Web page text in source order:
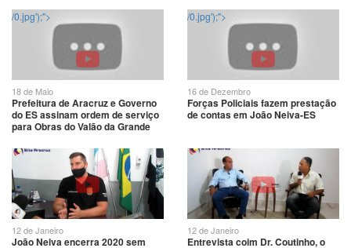
/0.jpg');">
18 de Maio
Prefeitura de Aracruz e Governo
do ES assinam ordem de serviço
para Obras do Valão da Grande
/0.jpg');">
16 de Dezembro
Forças Policiais fazem prestação
de contas em João Neiva-ES
12 de Janeiro
João Neiva encerra 2020 sem
12 de Janeiro
Entrevista coim Dr. Coutinho, o